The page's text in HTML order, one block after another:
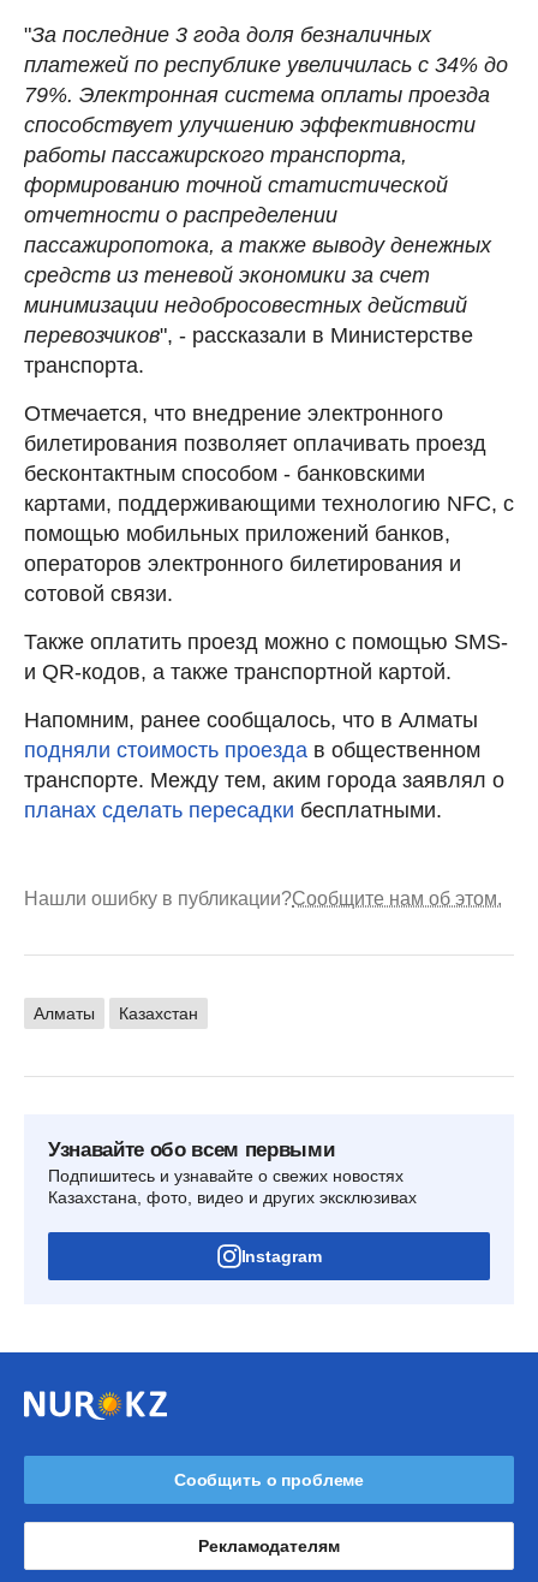
"За последние 3 года доля безналичных
платежей по республике увеличилась с 34% до
79%. Электронная система оплаты проезда
способствует улучшению эффективности
работы пассажирского транспорта,
формированию точной статистической
отчетности о распределении
пассажиропотока, а также выводу денежных
средств из теневой экономики за счет
минимизации недобросовестных действий
перевозчиков", - рассказали в Министерстве
транспорта.
Отмечается, что внедрение электронного
билетирования позволяет оплачивать проезд
бесконтактным способом - банковскими
картами, поддерживающими технологию NFC, с
помощью мобильных приложений банков,
операторов электронного билетирования и
сотовой связи.
Также оплатить проезд можно с помощью SMS-
и QR-кодов, а также транспортной картой.
Напомним, ранее сообщалось, что в Алматы
подняли стоимость проезда в общественном
транспорте. Между тем, аким города заявлял о
планах сделать пересадки бесплатными.
Нашли ошибку в публикации?Сообщите нам об этом.
Алматы Казахстан
Узнавайте обо всем первыми
Подпишитесь и узнавайте о свежих новостях
Казахстана, фото, видео и других эксклюзивах
Instagram
Сообщить о проблеме
Рекламодателям